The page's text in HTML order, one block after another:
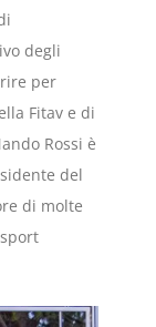
degli
per
Fitav e di
Rossi è
del
di molte